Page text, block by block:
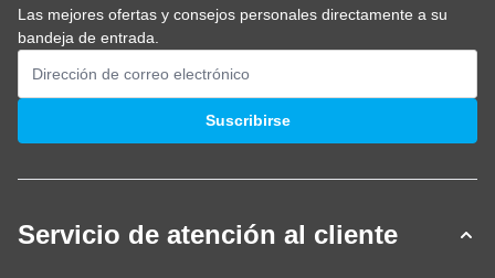
Las mejores ofertas y consejos personales directamente a su
bandeja de entrada.
Dirección de email
Suscribirse
Servicio de atención al cliente